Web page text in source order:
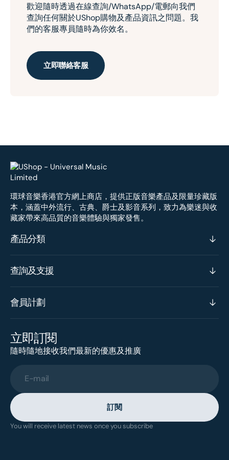
歡迎隨時透過在線查詢/WhatsApp/電郵向我們
查詢任何關於UShop購物及產品資訊之問題。我
們的客服專員隨時為你效名。
立即聯絡客服
環球音樂香港官方網上商店，提供正版音樂產品及限量珍藏版
本，涵蓋中外流行、古典、爵士及影音系列，致力為樂迷與收
藏家帶來高品質的音樂體驗與獨家發售。
產品分類
查詢及支援
會員計劃
立即訂閱
隨時隨地接收我們最新的優惠及推廣
E-mail
訂閱
You will receive latest news once you subscribe